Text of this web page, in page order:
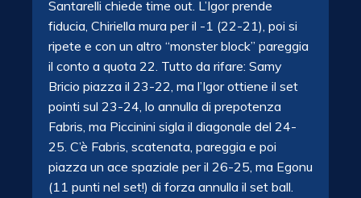
Santarelli chiede time out. L’Igor prende
fiducia, Chiriella mura per il -1 (22-21), poi si
ripete e con un altro “monster block” pareggia
il conto a quota 22. Tutto da rifare: Samy
Bricio piazza il 23-22, ma l’Igor ottiene il set
pointi sul 23-24, lo annulla di prepotenza
Fabris, ma Piccinini sigla il diagonale del 24-
25. C’è Fabris, scatenata, pareggia e poi
piazza un ace spaziale per il 26-25, ma Egonu
(11 punti nel set!) di forza annulla il set ball.